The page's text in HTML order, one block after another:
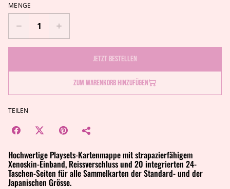
MENGE
Jetzt bestellen
Zum Warenkorb hinzufügen
TEILEN
Hochwertige Playsets-Kartenmappe mit strapazierfähigem
Xenoskin-Einband, Reissverschluss und 20 integrierten 24-
Taschen-Seiten für alle Sammelkarten der Standard- und der
Japanischen Grösse.